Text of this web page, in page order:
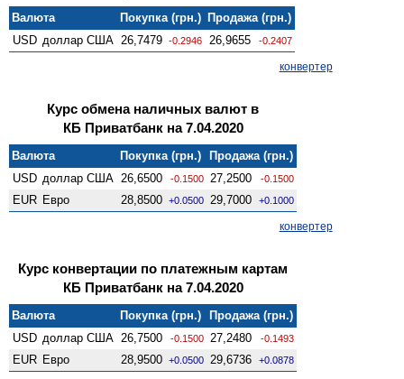
Валюта Покупка (грн.) Продажа (грн.)
USD доллар США 26,7479 -0.2946 26,9655 -0.2407
конвертер
Курс обмена наличных валют в
КБ Приватбанк на 7.04.2020
Валюта Покупка (грн.)
Продажа (грн.)
USD доллар США 26,6500 -0.1500 27,2500 -0.1500
EUR Евро 28,8500 +0.0500 29,7000 +0.1000
конвертер
Курс конвертации по платежным картам
КБ Приватбанк на 7.04.2020
Валюта Покупка (грн.)
Продажа (грн.)
USD доллар США 26,7500 -0.1500 27,2480 -0.1493
EUR Евро 28,9500 +0.0500 29,6736 +0.0878